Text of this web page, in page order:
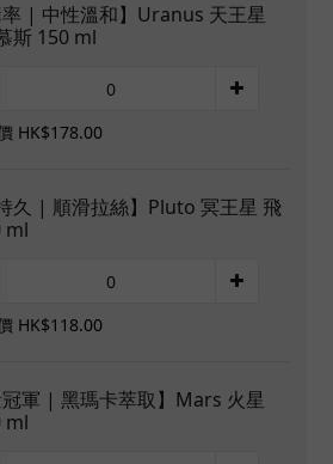
率 | 中性溫和】Uranus 天王星
斯 150 ml
HK$178.00
持久 | 順滑拉絲】Pluto 冥王星 飛
ml
HK$118.00
冠軍 | 黑瑪卡萃取】Mars 火星
ml